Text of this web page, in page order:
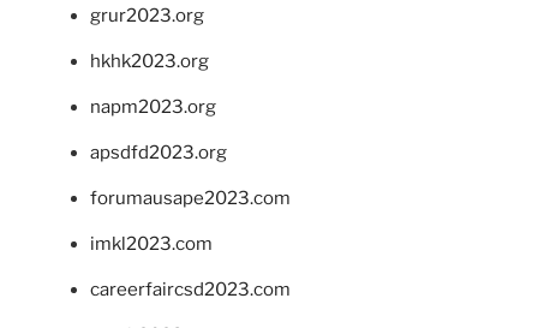
grur2023.org
hkhk2023.org
napm2023.org
apsdfd2023.org
forumausape2023.com
imkl2023.com
careerfaircsd2023.com